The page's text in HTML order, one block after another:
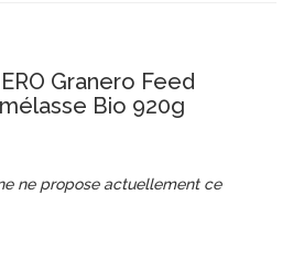
Granero Feed
Bio 920g
ne propose actuellement ce